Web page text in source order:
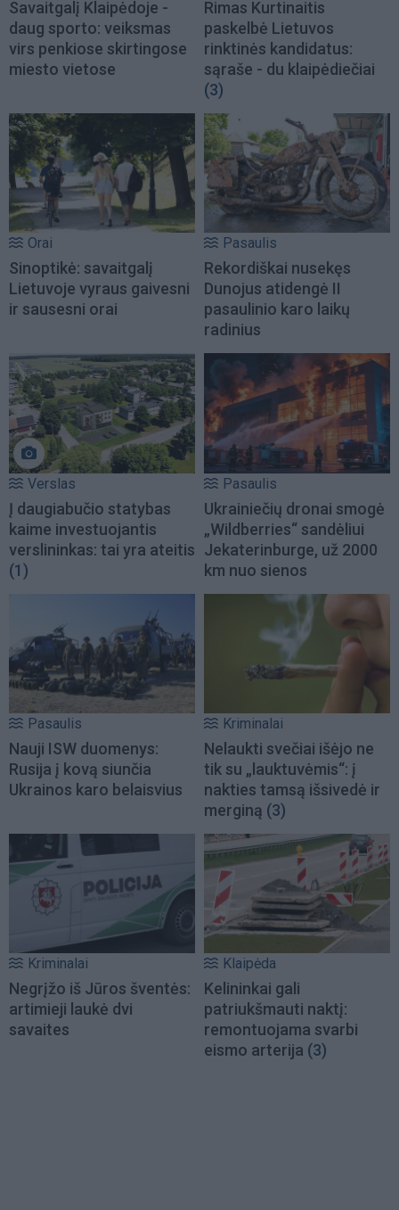
Savaitgalį Klaipėdoje -
daug sporto: veiksmas
virs penkiose skirtingose
miesto vietose
Rimas Kurtinaitis
paskelbė Lietuvos
rinktinės kandidatus:
sąraše - du klaipėdiečiai
(3)
Orai
Sinoptikė: savaitgalį
Lietuvoje vyraus gaivesni
ir sausesni orai
Pasaulis
Rekordiškai nusekęs
Dunojus atidengė II
pasaulinio karo laikų
radinius
Verslas
Į daugiabučio statybas
kaime investuojantis
verslininkas: tai yra ateitis
(1)
Pasaulis
Ukrainiečių dronai smogė
„Wildberries“ sandėliui
Jekaterinburge, už 2000
km nuo sienos
Pasaulis
Nauji ISW duomenys:
Rusija į kovą siunčia
Ukrainos karo belaisvius
Kriminalai
Nelaukti svečiai išėjo ne
tik su „lauktuvėmis“: į
nakties tamsą išsivedė ir
merginą (3)
Kriminalai
Negrįžo iš Jūros šventės:
artimieji laukė dvi
savaites
Klaipėda
Kelininkai gali
patriukšmauti naktį:
remontuojama svarbi
eismo arterija (3)